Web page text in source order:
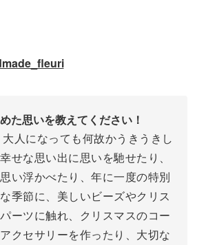
た思いを教えてください！
人になっても何故かうきうきし
せな思い出に思いを馳せたり、
い浮かべたり、年に一度の特別
季節に、美しいビーズやクリス
ーツに触れ、クリスマスのコー
クセサリーを作ったり、大切な